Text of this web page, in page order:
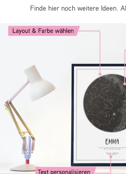
Finde hier noch weitere Ideen.